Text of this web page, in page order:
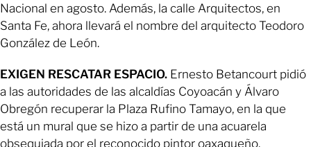
Nacional en agosto. Además, la calle Arquitectos, en
Santa Fe, ahora llevará el nombre del arquitecto Teodoro
González de León.
EXIGEN RESCATAR ESPACIO. Ernesto Betancourt pidió
a las autoridades de las alcaldías Coyoacán y Álvaro
Obregón recuperar la Plaza Rufino Tamayo, en la que
está un mural que se hizo a partir de una acuarela
obsequiada por el reconocido pintor oaxaqueño.